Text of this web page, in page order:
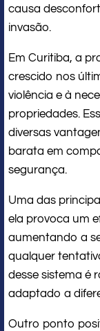
causa
invasão.
Em Curitiba, a
crescido nos
violência e à
propriedades.
diversas
barata em
segurança.
Uma das
ela provoca um
aumentando a
qualquer
desse sistema é
adaptado a
Outro ponto